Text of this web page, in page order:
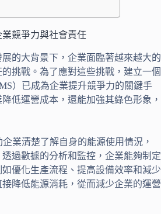
競爭力與社會責任
的大背景下，企業面臨著越來越大的
挑戰。為了應對這些挑戰，建立一個
）已成為企業提升競爭力的關鍵手
低運營成本，還能加強其綠色形象，
業清楚了解自身的能源使用情況，
過數據的分析和監控，企業能夠制定
優化生產流程、提高設備效率和減少
降低能源消耗，從而減少企業的運營